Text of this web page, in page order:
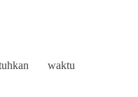
waktu